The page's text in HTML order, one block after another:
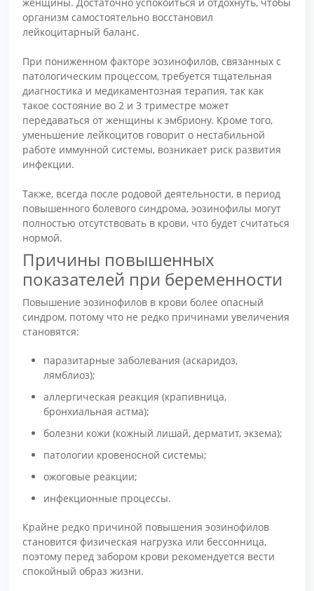
организм самостоятельно восстановил
лейкоцитарный баланс.
При пониженном факторе эозинофилов, связанных с
патологическим процессом, требуется тщательная
диагностика и медикаментозная терапия, так как
такое состояние во 2 и 3 триместре может
передаваться от женщины к эмбриону. Кроме того,
уменьшение лейкоцитов говорит о нестабильной
работе иммунной системы, возникает риск развития
инфекции.
Также, всегда после родовой деятельности, в период
повышенного болевого синдрома, эозинофилы могут
полностью отсутствовать в крови, что будет считаться
нормой.
Причины повышенных
показателей при беременности
Повышение эозинофилов в крови более опасный
синдром, потому что не редко причинами увеличения
становятся:
паразитарные заболевания (аскаридоз,
лямблиоз);
аллергическая реакция (крапивница,
бронхиальная астма);
болезни кожи (кожный лишай, дерматит, экзема);
патологии кровеносной системы;
ожоговые реакции;
инфекционные процессы.
Крайне редко причиной повышения эозинофилов
становится физическая нагрузка или бессонница,
поэтому перед забором крови рекомендуется вести
спокойный образ жизни.